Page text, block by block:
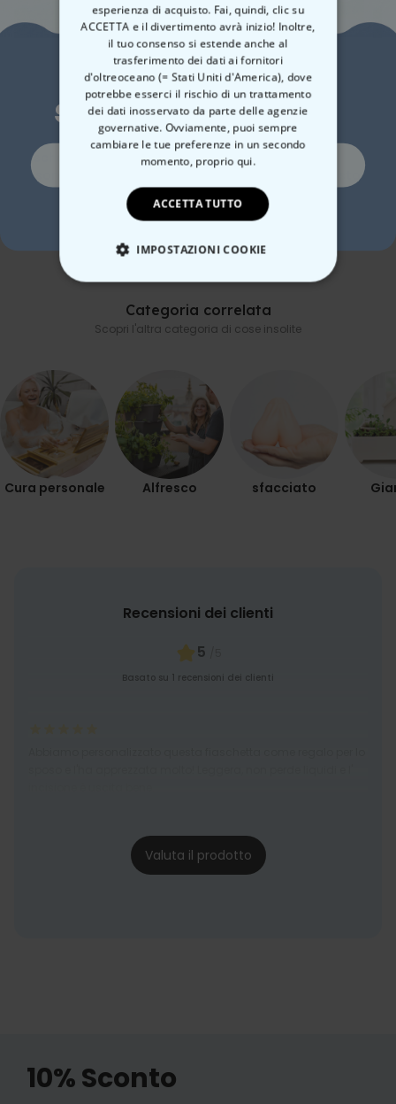
Fiaschetta
Personalizzata con
Simbolo e Testo
Fiaschetta
Personalizzata con Testo
19,99 €
Categoria correlata
Scopri l'altra categoria di cose insolite
Cura personale Alfresco sfacciato
Recensioni dei clienti
5
Basato su 1 recensioni dei clienti
Valuta il prodotto
10% Sconto
esperienza di acquisto. Fai, quindi, clic su
ACCETTA e il divertimento avrà inizio! Inoltre,
il tuo consenso si estende anche al
trasferimento dei dati ai fornitori
d'oltreoceano (= Stati Uniti d'America), dove
potrebbe esserci il rischio di un trattamento
dei dati inosservato da parte delle agenzie
governative. Ovviamente, puoi sempre
cambiare le tue preferenze in un secondo
momento, proprio qui.
ACCETTA TUTTO
IMPOSTAZIONI COOKIE
PRESTAZIONI
NON CLASSIFICATO
Vuoi uno
sconto del 10%?
Si, certo!
No, non mi piacciono gli sconti